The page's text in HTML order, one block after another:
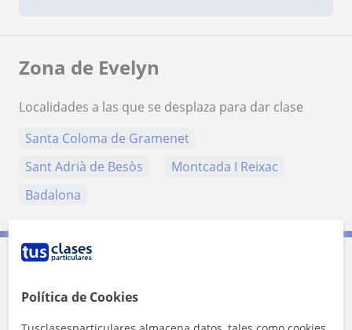
Zona de Evelyn
Localidades a las que se desplaza para dar clase
Santa Coloma de Gramenet
Sant Adrià de Besòs
Montcada I Reixac
Badalona
Tarifa 40€/h
Política de Cookies